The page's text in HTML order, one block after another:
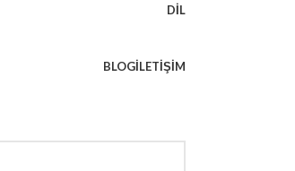
DIL
BLOGİLETIŞIM